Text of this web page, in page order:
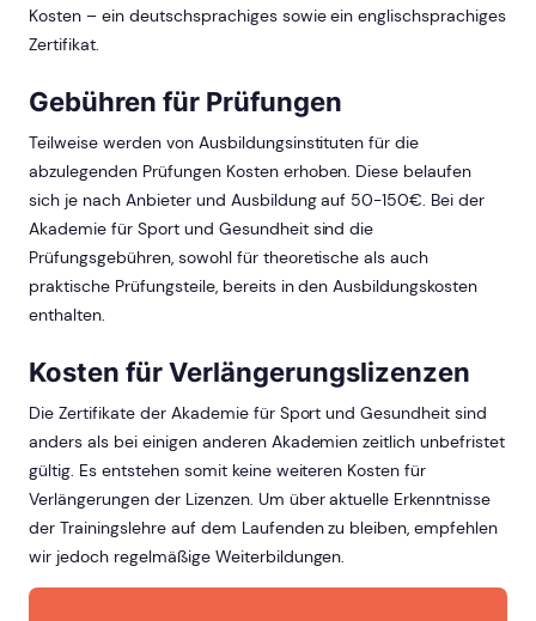
Kosten – ein deutschsprachiges sowie ein englischsprachiges
Zertifikat.
Gebühren für Prüfungen
Teilweise werden von Ausbildungsinstituten für die
abzulegenden Prüfungen Kosten erhoben. Diese belaufen
sich je nach Anbieter und Ausbildung auf 50-150€. Bei der
Akademie für Sport und Gesundheit sind die
Prüfungsgebühren, sowohl für theoretische als auch
praktische Prüfungsteile, bereits in den Ausbildungskosten
enthalten.
Kosten für Verlängerungslizenzen
Die Zertifikate der Akademie für Sport und Gesundheit sind
anders als bei einigen anderen Akademien zeitlich unbefristet
gültig. Es entstehen somit keine weiteren Kosten für
Verlängerungen der Lizenzen. Um über aktuelle Erkenntnisse
der Trainingslehre auf dem Laufenden zu bleiben, empfehlen
wir jedoch regelmäßige Weiterbildungen.